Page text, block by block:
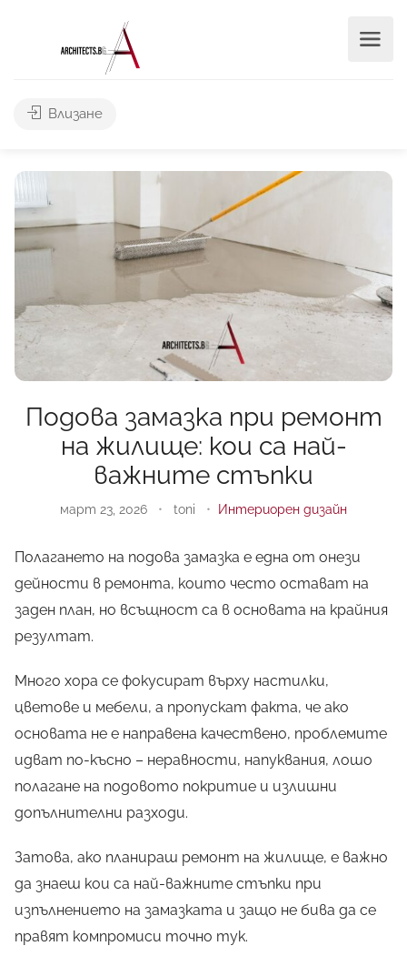
Влизане
Подова замазка при ремонт
на жилище: кои са най-
важните стъпки
март 23, 2026 • toni • Интериорен дизайн
Полагането на подова замазка е една от онези
дейности в ремонта, които често остават на
заден план, но всъщност са в основата на крайния
резултат.
Много хора се фокусират върху настилки,
цветове и мебели, а пропускат факта, че ако
основата не е направена качествено, проблемите
идват по-късно – неравности, напуквания, лошо
полагане на подовото покритие и излишни
допълнителни разходи.
Затова, ако планираш ремонт на жилище, е важно
да знаеш кои са най-важните стъпки при
изпълнението на замазката и защо не бива да се
правят компромиси точно тук.